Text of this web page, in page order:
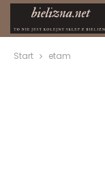
Start etam